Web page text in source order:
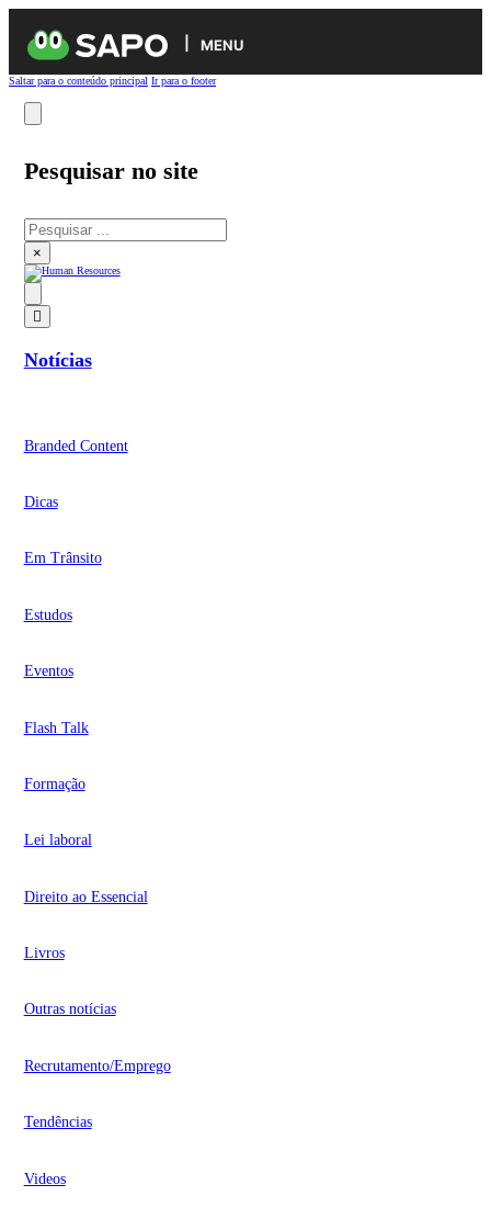
MENU
Saltar para o conteúdo principal Ir para o footer
Pesquisar no site
Pesquisar
×
Notícias
Branded Content
Dicas
Em Trânsito
Estudos
Eventos
Flash Talk
Formação
Lei laboral
Direito ao Essencial
Livros
Outras notícias
Recrutamento/Emprego
Tendências
Videos